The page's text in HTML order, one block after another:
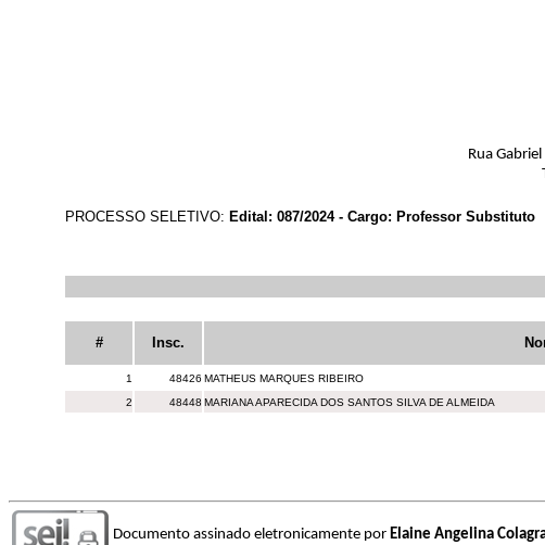
Rua
PROCESSO SELETIVO: Edital: 087/2024 - Cargo: Professor Substituto
# Insc.
1 48426 MATHEUS MARQUES RIBEIRO
2
48448 MARIANA APARECIDA DOS SANTOS SILVA DE ALMEIDA
Documento assinado eletronicamente por Elaine Angelina